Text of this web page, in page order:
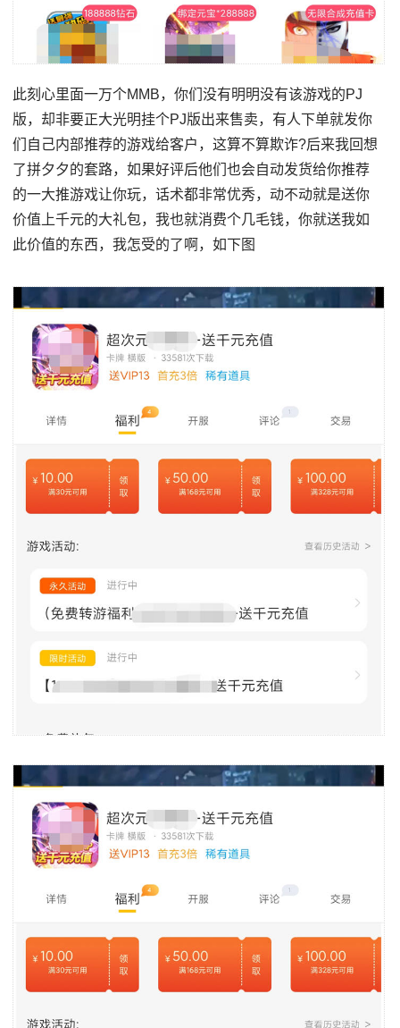
此刻心里面一万个MMB，你们没有明明没有该游戏的PJ
版，却非要正大光明挂个PJ版出来售卖，有人下单就发你
们自己内部推荐的游戏给客户，这算不算欺诈?后来我回想
了拼夕夕的套路，如果好评后他们也会自动发货给你推荐
的一大推游戏让你玩，话术都非常优秀，动不动就是送你
价值上千元的大礼包，我也就消费个几毛钱，你就送我如
此价值的东西，我怎受的了啊，如下图